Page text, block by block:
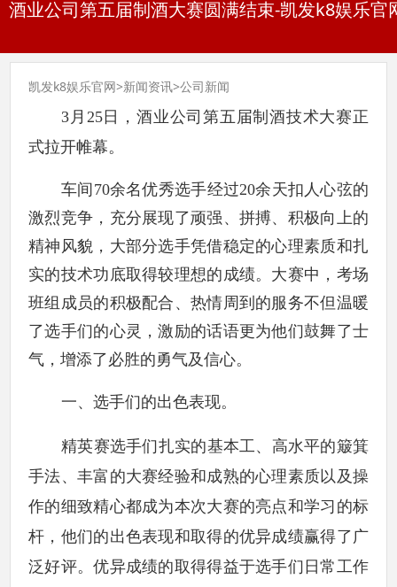
酒业公司第五届制酒大赛圆满结束-凯发k8娱乐官
凯发k8娱乐官网>新闻资讯>公司新闻
3 月25日
，酒业公司第五届制酒技术大赛正
式拉开帷幕。
车间70余名优秀选手经过20余天扣人心弦的
激烈竞争，充分展现了顽强、拼搏、积极向上的
精神风貌，大部分选手凭借稳定的心理素质和扎
实的技术功底取得较理想的成绩。大赛中，考场
班组成员的积极配合、热情周到的服务不但温暖
了选手们的心灵，激励的话语更为他们鼓舞了士
气，增添了必胜的勇气及信心。
一、选手们的出色表现。
精英赛选手们扎实的基本工、高水平的簸箕
手法、丰富的大赛经验和成熟的心理素质以及操
作的细致精心都成为本次大赛的亮点和学习的标
杆，他们的出色表现和取得的优异成绩赢得了广
泛好评。优异成绩的取得得益于选手们日常工作